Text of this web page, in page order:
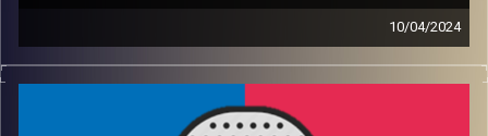
10/04/2024
פודקאסט האן.בי.איי עם ערן סורוקה, שרון דוידוביץ׳, משה
דוידוביץ׳ ועידן לוצקי